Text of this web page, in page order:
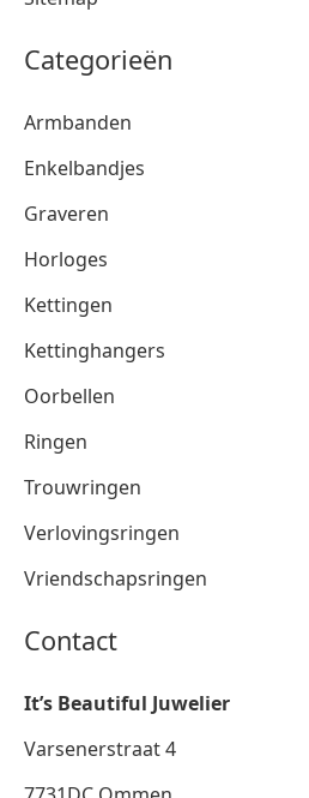
Categorieën
Armbanden
Enkelbandjes
Graveren
Horloges
Kettingen
Kettinghangers
Oorbellen
Ringen
Trouwringen
Verlovingsringen
Vriendschapsringen
Contact
It’s Beautiful Juwelier
Varsenerstraat 4